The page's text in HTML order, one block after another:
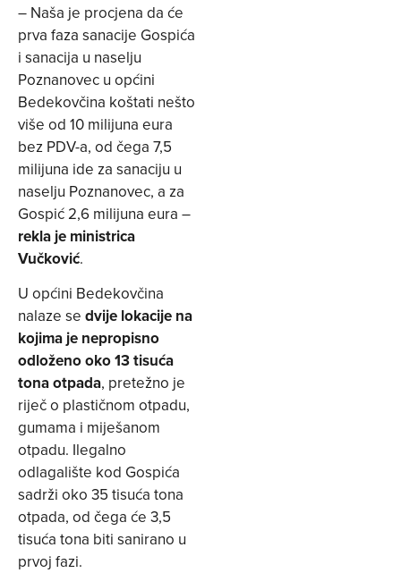
– Naša je procjena da će
prva faza sanacije Gospića
i sanacija u naselju
Poznanovec u općini
Bedekovčina koštati nešto
više od 10 milijuna eura
bez PDV-a, od čega 7,5
milijuna ide za sanaciju u
naselju Poznanovec, a za
Gospić 2,6 milijuna eura –
rekla je ministrica
Vučković.
U općini Bedekovčina
nalaze se dvije lokacije na
kojima je nepropisno
odloženo oko 13 tisuća
tona otpada, pretežno je
riječ o plastičnom otpadu,
gumama i miješanom
otpadu. Ilegalno
odlagalište kod Gospića
sadrži oko 35 tisuća tona
otpada, od čega će 3,5
tisuća tona biti sanirano u
prvoj fazi.